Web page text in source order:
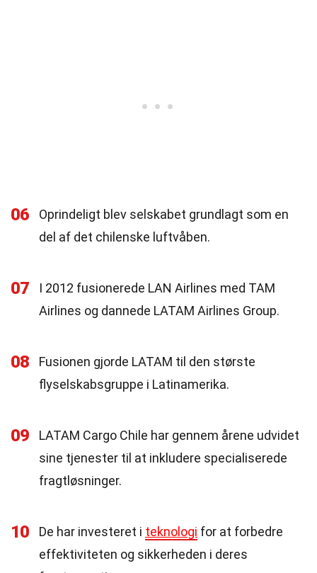
06
Oprindeligt blev selskabet grundlagt som en
del af det chilenske luftvåben.
07
I 2012 fusionerede LAN Airlines med TAM
Airlines og dannede LATAM Airlines Group.
08
Fusionen gjorde LATAM til den største
flyselskabsgruppe i Latinamerika.
09
LATAM Cargo Chile har gennem årene udvidet
sine tjenester til at inkludere specialiserede
fragtløsninger.
10 De har investeret i teknologi for at forbedre
effektiviteten og sikkerheden i deres